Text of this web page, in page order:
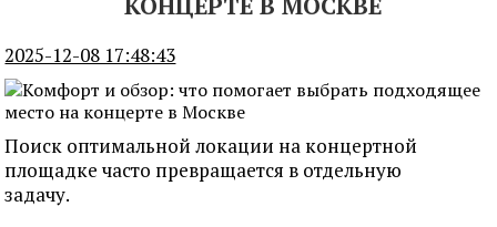
2025-12-08 17:48:43
Поиск оптимальной локации на концертной
площадке часто превращается в отдельную
задачу.